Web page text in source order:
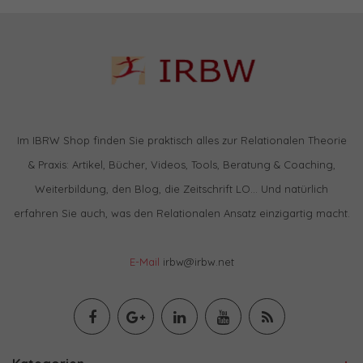
Im IBRW Shop finden Sie praktisch alles zur Relationalen Theorie
& Praxis: Artikel, Bücher, Videos, Tools, Beratung & Coaching,
Weiterbildung, den Blog, die Zeitschrift LO… Und natürlich
erfahren Sie auch, was den Relationalen Ansatz einzigartig macht.
E-Mail irbw@irbw.net